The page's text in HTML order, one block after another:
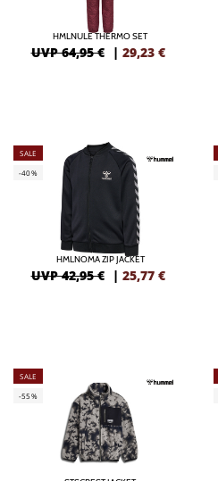
HMLNULE THERMO SET
UVP 64,95 € | 29,23 €
SALE
-40%
HMLNOMA ZIP JACKET
UVP 42,95 € | 25,77 €
SALE
-55%